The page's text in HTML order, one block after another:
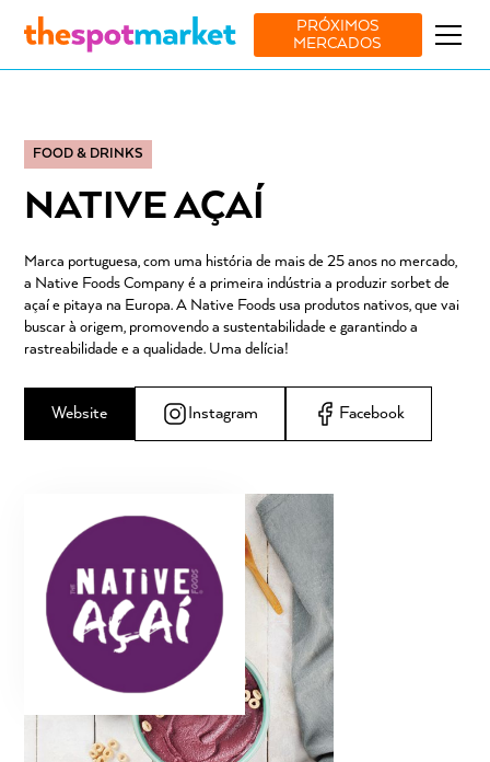
PRÓXIMOS
MERCADOS
FOOD & DRINKS
NATIVE AÇAÍ
Marca portuguesa, com uma história de mais de 25 anos no mercado,
a Native Foods Company é a primeira indústria a produzir sorbet de
açaí e pitaya na Europa. A Native Foods usa produtos nativos, que vai
buscar à origem, promovendo a sustentabilidade e garantindo a
rastreabilidade e a qualidade. Uma delícia!
Website Instagram Facebook